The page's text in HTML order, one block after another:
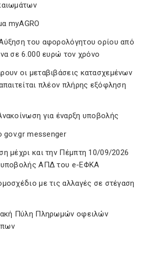
myAGRO
του αφορολόγητου ορίου από
σε 6.000 ευρώ τον χρόνο
οι μεταβιβάσεις κατασχεμένων
πλέον πλήρης εξόφληση
για έναρξη υποβολής
gov.gr messenger
μέχρι και την Πέμπτη 10/09/2026
υποβολής ΑΠΔ του e-ΕΦΚΑ
με τις αλλαγές σε στέγαση
Πύλη Πληρωμών οφειλών